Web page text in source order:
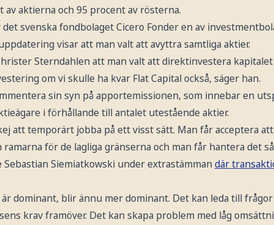
av aktierna och 95 procent av rösterna.
svenska fondbolaget Cicero Fonder en av
visar att man valt att avyttra samtliga aktier.
Sterndahlen att man valt att direktinvestera
om vi skulle ha kvar Flat Capital också, säger han.
sin syn på apportemissionen, som innebar en
i förhållande till antalet utestående aktier.
att temporärt jobba på ett visst sätt. Man får acceptera
ramarna för de lagliga gränserna och man får hantera det
Sebastian Siemiatkowski under extrastämman där
dominant, blir ännu mer dominant. Det kan leda till frågor
krav framöver. Det kan skapa problem med låg